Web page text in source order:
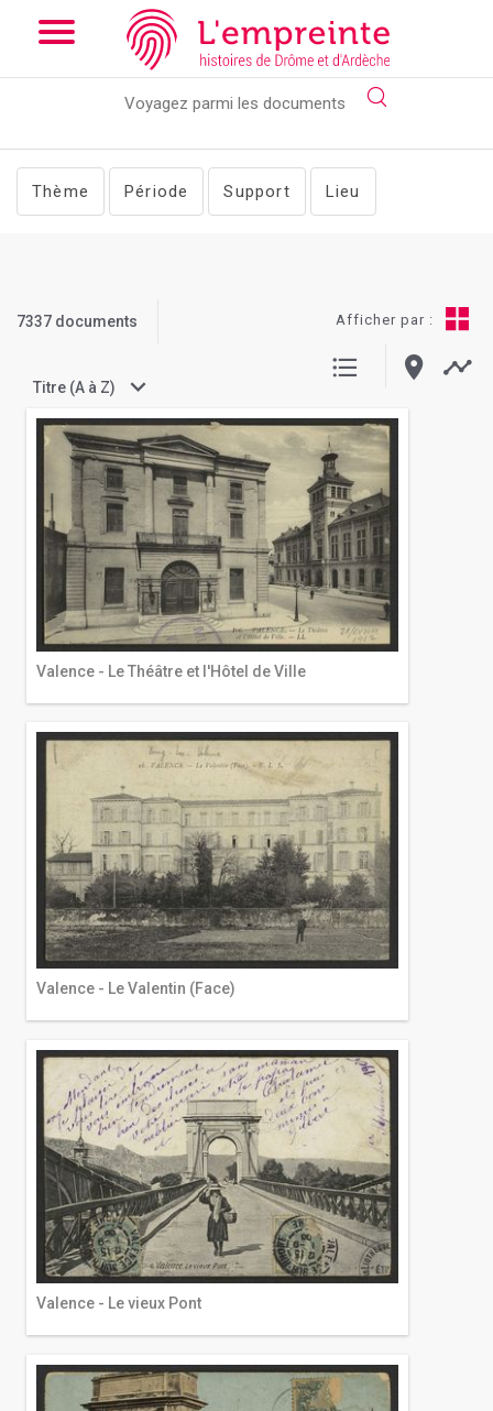
Array ( [slug] => documents [pg] => 85 )
theme.css if you want the default styling
Thème Période Support Lieu
7337 documents
Titre (A à Z)
Afficher par :
Valence - Le Théâtre et l'Hôtel de Ville
Valence - Le Valentin (Face)
Valence - Le vieux Pont